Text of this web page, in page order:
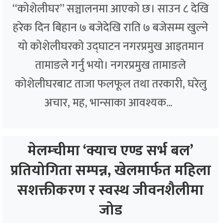
“कोशेलीघर” सञ्चालनमा आएको छ। साउन ८ देखि
हरेक दिन बिहान ७ बजेदेखि राति ७ बजेसम्म खुल्ने
यो कोशेलीघरको उद्घाटन नगरप्रमुख आइतमान
तामाङले गर्नु भयो। नगरप्रमुख तामाङले
कोशेलीघरबाट ताजा फलफूल तथा तरकारी, घरेलु
अचार, मह, भान्साका आवश्यक...
मेलम्चीमा ‘क्याच एण्ड सर्भ बल’
प्रतियोगिता सम्पन्न, खेलमार्फत महिला
सशक्तीकरण र स्वस्थ जीवनशैलीमा
जोड